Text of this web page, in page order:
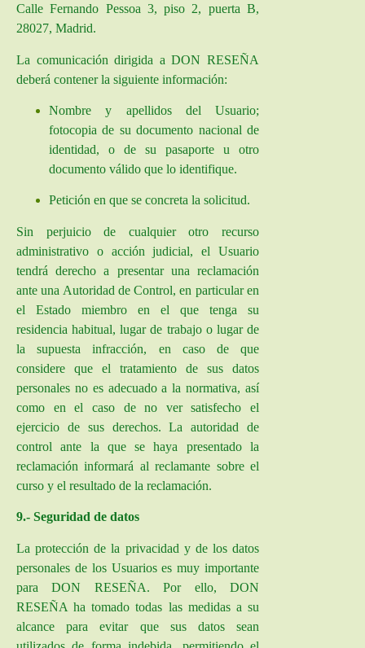
Calle Fernando Pessoa 3, piso 2, puerta B,
28027, Madrid.
La comunicación dirigida aDON RESEÑA
deberá contener la siguiente información:
Nombre y apellidos del Usuario;
fotocopia de su documento nacional de
identidad, o de su pasaporte u otro
documento válido que lo identifique.
Petición en que se concreta la solicitud.
Sin perjuicio de cualquier otro recurso
administrativo o acción judicial, el Usuario
tendrá derecho a presentar una reclamación
ante una Autoridad de Control, en particular en
el Estado miembro en el que tenga su
residencia habitual, lugar de trabajo o lugar de
la supuesta infracción, en caso de que
considere que el tratamiento de sus datos
personales no es adecuado a la normativa, así
como en el caso de no ver satisfecho el
ejercicio de sus derechos. La autoridad de
control ante la que se haya presentado la
reclamación informará al reclamante sobre el
curso y el resultado de la reclamación.
9.- Seguridad de datos
La protección de la privacidad y de los datos
personales de los Usuarios es muy importante
para DON RESEÑA. Por ello, DON
RESEÑA ha tomado todas las medidas a su
alcance para evitar que sus datos sean